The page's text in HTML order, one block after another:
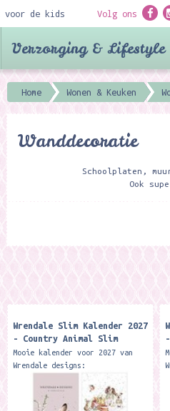
voor de kids Volg ons
Verzorging & Lifestyle
Home Wonen & Keuken
Wanddecoratie
Schoolplaten,
Ook
Wrendale Slim Kalender 2027
- Country Animal Slim
Calendar 2027
Mooie kalender voor 2027 van
Wrendale designs:
Formaat ca.147 x 420 mm Gemaakt
van duurzaam reliëfkarton, This
lovely slim...